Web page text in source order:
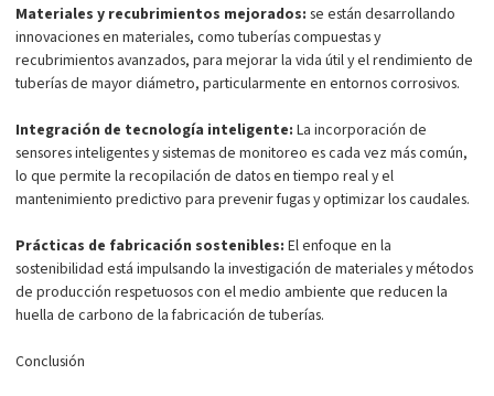
Materiales y recubrimientos mejorados: se están desarrollando
innovaciones en materiales, como tuberías compuestas y
recubrimientos avanzados, para mejorar la vida útil y el rendimiento de
tuberías de mayor diámetro, particularmente en entornos corrosivos.
Integración de tecnología inteligente: La incorporación de
sensores inteligentes y sistemas de monitoreo es cada vez más común,
lo que permite la recopilación de datos en tiempo real y el
mantenimiento predictivo para prevenir fugas y optimizar los caudales.
Prácticas de fabricación sostenibles: El enfoque en la
sostenibilidad está impulsando la investigación de materiales y métodos
de producción respetuosos con el medio ambiente que reducen la
huella de carbono de la fabricación de tuberías.
Conclusión